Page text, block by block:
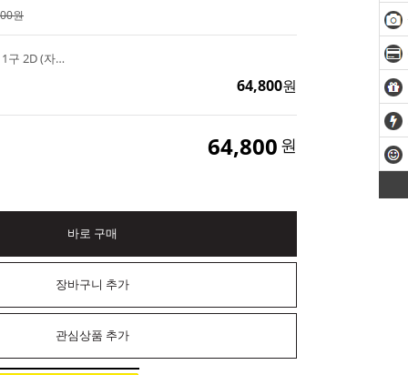
원
빅 베어브릭 수제몰드 1구 2D (자체제작) 석고방향제 곰 캐릭터 푸어링 아트 만들기
64,800원
64,800 원
바로 구매
장바구니 추가
관심상품 추가